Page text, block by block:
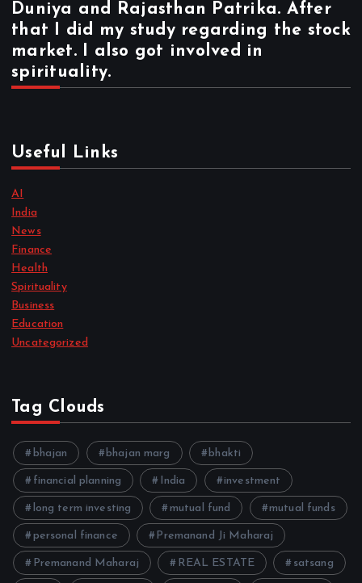
Duniya and Rajasthan Patrika. After
that I did my study regarding the stock
market. I also got involved in
spirituality.
Useful Links
AI
India
News
Finance
Health
Spirituality
Business
Education
Uncategorized
Tag Clouds
bhajan bhajan marg bhakti
financial planning India investment
long term investing mutual fund mutual funds
personal finance Premanand Ji Maharaj
Premanand Maharaj REAL ESTATE satsang